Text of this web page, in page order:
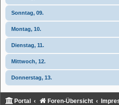
Sonntag, 09.
Montag, 10.
Dienstag, 11.
Mittwoch, 12.
Donnerstag, 13.
Portal Foren-Übersicht